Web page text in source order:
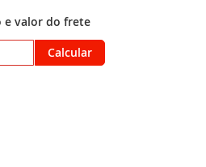
e valor do frete
Calcular